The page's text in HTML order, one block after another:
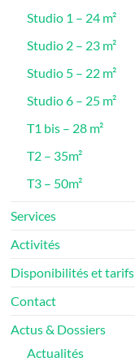
Studio 1 – 24 m²
Studio 2 – 23 m²
Studio 5 – 22 m²
Studio 6 – 25 m²
T1 bis – 28 m²
T2 – 35m²
T3 – 50m²
Services
Activités
Disponibilités et tarifs
Contact
Actus & Dossiers
Actualités